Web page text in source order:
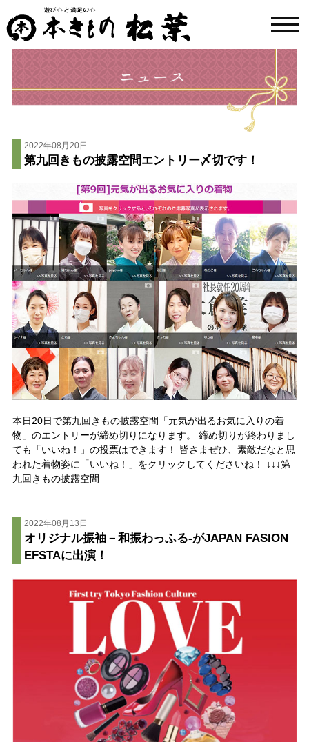
2022年08月20日
第九回きもの披露空間エントリー〆切です！
本日20日で第九回きもの披露空間「元気が出るお気に入りの着
物」のエントリーが締め切りになります。 締め切りが終わりまし
ても「いいね！」の投票はできます！ 皆さまぜひ、素敵だなと思
われた着物姿に「いいね！」をクリックしてくださいね！ ↓↓↓第
九回きもの披露空間
2022年08月13日
オリジナル振袖－和振わっふる-がJAPAN FASION
EFSTAに出演！